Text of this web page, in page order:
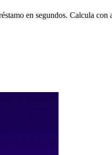
en segundos. Calcula